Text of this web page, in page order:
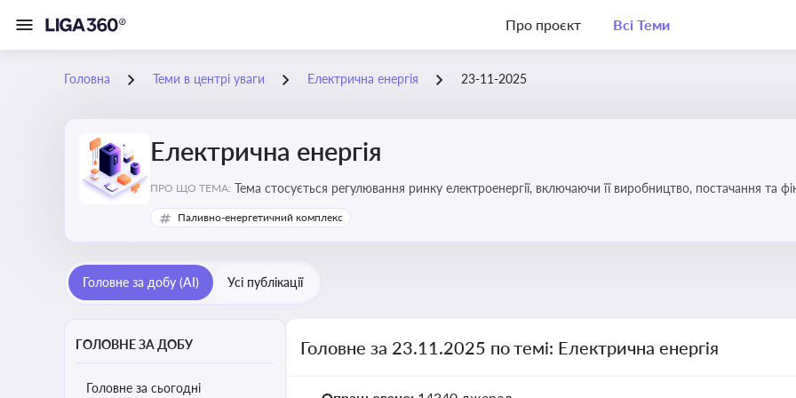
Про проєкт Всі Теми
Головна Теми в центрі уваги Електрична енергія 23-11-2025
Електрична енергія
ПРО ЩО ТЕМА: Тема стосується регулювання ринку електроенергії, включаючи її виробництво, постачання та
Паливно-енергетичний комплекс
Головне за добу (AI) Усі публікації
ГОЛОВНЕ ЗА ДОБУ
Головне за сьогодні
Головне за 23.11.2025 по темі: Електрична енергія